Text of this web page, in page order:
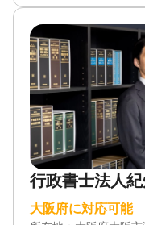
いち納得できず、
と後から後悔する
専門家に依頼する
り、その選択のポ
が良いと思われま
対応地域
大阪府全域、兵庫
屋市、宝塚市、伊
市、宇治市、城陽
市、向日市、長岡
町）、奈良県（奈
行政書士法人
大阪府に対応可能